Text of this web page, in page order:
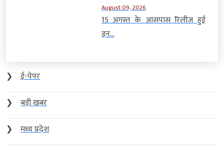
August 09, 2026
15 अगस्त के आसपास रिलीज हुई
इन...
❯
ई-पेपर
❯
बड़ी खबर
❯
मध्य प्रदेश